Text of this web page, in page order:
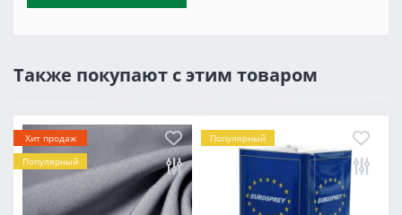
Также покупают с этим товаром
Хит продаж
Популярный
Популярный